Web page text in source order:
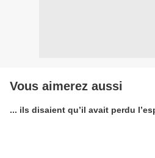
Vous aimerez aussi
... ils disaient qu’il avait perdu